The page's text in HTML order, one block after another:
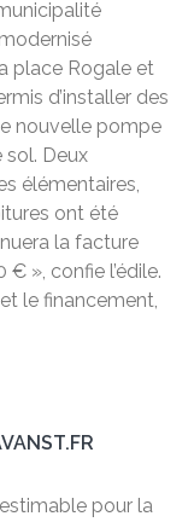
place Rogale et
d’installer des
nouvelle pompe
sol. Deux
élémentaires,
ont été
la facture
», confie l’édile.
le financement,
pour la